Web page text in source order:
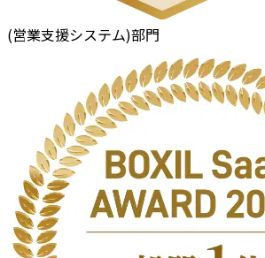
(営業支援システム)部門